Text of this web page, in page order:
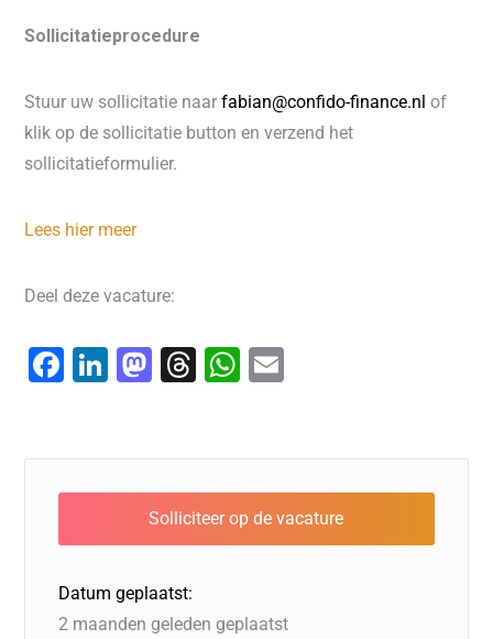
Sollicitatieprocedure
Stuur uw sollicitatie naarfabian@confido-finance.nl of
klik op de sollicitatie button en verzend het
sollicitatieformulier.
Lees hier meer
Deel deze vacature:
F
e
b
o
o
k
Li
e
dI
n
M
o
d
o
n
T
a
d
s
W
s
A
p
l
Datum geplaatst:
2 maanden geleden geplaatst